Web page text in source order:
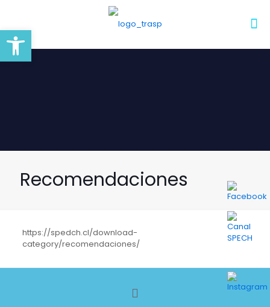
Recomendaciones
https://spedch.cl/download-
category/recomendaciones/
Abrir barra de herramientas